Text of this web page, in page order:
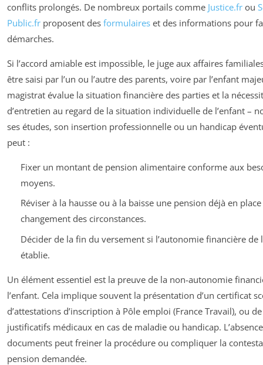
conflits prolongés. De nombreux portails comme Justice.fr ou
Public.fr proposent des formulaires et des informations pour
démarches.
Si l’accord amiable est impossible, le juge aux affaires
être saisi par l’un ou l’autre des parents, voire par l’enfant
magistrat évalue la situation financière des parties et la
d’entretien au regard de la situation individuelle de l’enfant –
ses études, son insertion professionnelle ou un handicap
peut :
Fixer un montant de pension alimentaire conforme aux
moyens.
Réviser à la hausse ou à la baisse une pension déjà en
changement des circonstances.
Décider de la fin du versement si l’autonomie financière de
établie.
Un élément essentiel est la preuve de la non-autonomie
l’enfant. Cela implique souvent la présentation d’un certificat
d’attestations d’inscription à Pôle emploi (France Travail), ou de
justificatifs médicaux en cas de maladie ou handicap.
documents peut freiner la procédure ou compliquer la
pension demandée.